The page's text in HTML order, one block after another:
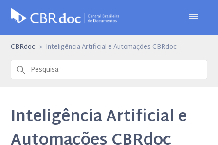
CBRdoc Inteligência Artificial e Automações CBRdoc
Inteligência Artificial e